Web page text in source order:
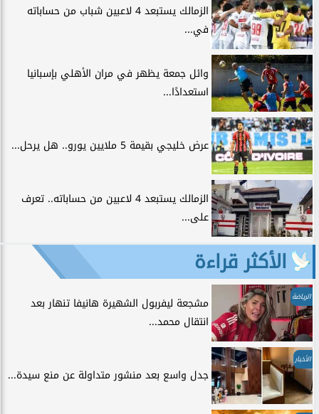
الزمالك يستبعد 4 لاعبين شباب من حساباته
في...
وائل جمعة يظهر في مران الأهلي بإسبانيا
استعدادًا...
عرض خليجي بقيمة 5 ملايين يورو.. هل يرحل...
الزمالك يستبعد 4 لاعبين من حساباته.. تعرف
على...
الأكثر قراءة
الرياضة
مشجعة ليفربول الشهيرة هانيفا تنهار بعد
انتقال محمد...
الأخبار
جدل واسع بعد منشور متداولة عن منع سيدة...